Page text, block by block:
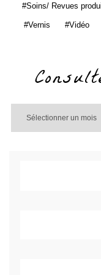
Soins/ Revues
Vernis Vidéo